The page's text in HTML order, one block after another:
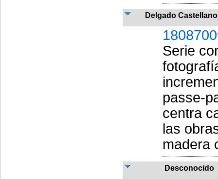
Delgado
Serie
passe-
centra
las
madera
Desconocido